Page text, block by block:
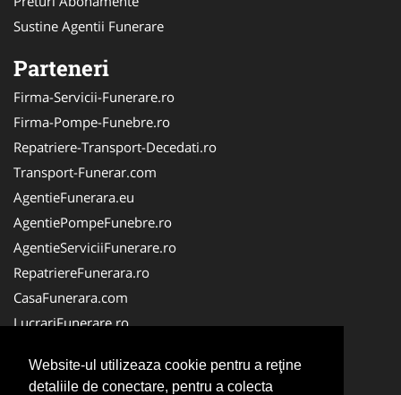
Website-ul utilizeaza cookie pentru a reţine
detaliile de conectare, pentru a colecta
Sustine Agentii Funerare
Parteneri
Firma-Servicii-Funerare.ro
Firma-Pompe-Funebre.ro
Repatriere-Transport-Decedati.ro
Transport-Funerar.com
AgentieFunerara.eu
AgentiePompeFunebre.ro
AgentieServiciiFunerare.ro
RepatriereFunerara.ro
CasaFunerara.com
LucrariFunerare.ro
ParastasesiPomeni.ro